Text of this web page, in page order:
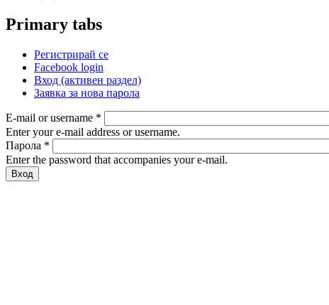
Primary tabs
Регистрирай се
Facebook login
Вход (активен раздел)
Заявка за нова парола
E-mail or username *
Enter your e-mail address or username.
Парола *
Enter the password that accompanies your e-mail.